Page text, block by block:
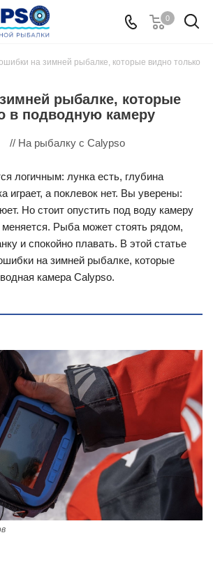
0
на зимней рыбалке, которые видно только
рыбалке, которые
в подводную камеру
// На рыбалку с Calypso
логичным: лунка есть, глубина
играет, а поклевок нет. Вы уверены:
Но стоит опустить под воду камеру
Рыба может стоять рядом,
и спокойно плавать. В этой статье
на зимней рыбалке, которые
камера Calypso.